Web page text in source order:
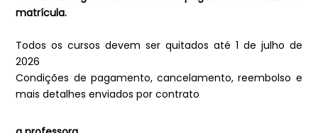
matrícula.
Todos os cursos devem ser quitados até 1 de julho de
2026
Condições de pagamento, cancelamento, reembolso e
mais detalhes enviados por contrato